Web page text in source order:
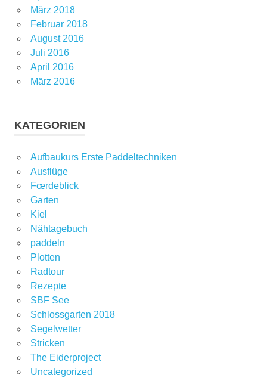
März 2018
Februar 2018
August 2016
Juli 2016
April 2016
März 2016
KATEGORIEN
Aufbaukurs Erste Paddeltechniken
Ausflüge
Fœrdeblick
Garten
Kiel
Nähtagebuch
paddeln
Plotten
Radtour
Rezepte
SBF See
Schlossgarten 2018
Segelwetter
Stricken
The Eiderproject
Uncategorized